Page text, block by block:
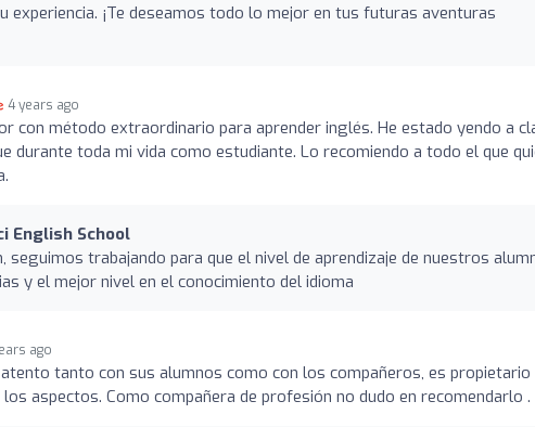
experiencia. ¡Te deseamos todo lo mejor en tus futuras aventuras
4 years ago
con método extraordinario para aprender inglés. He estado yendo a
durante toda mi vida como estudiante. Lo recomiendo a todo el que
English School
seguimos trabajando para que el nivel de aprendizaje de nuestros
y el mejor nivel en el conocimiento del idioma
ago
tanto con sus alumnos como con los compañeros, es propietario
aspectos. Como compañera de profesión no dudo en recomendarlo .